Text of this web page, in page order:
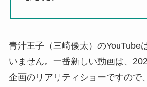
青汁王子（三崎優太）のYouTube
いません。一番新しい動画は、
企画のリアリティショーですので